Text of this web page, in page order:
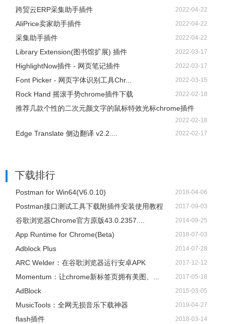
跨贸云ERP采集助手插件 2022-04-22
AliPrice卖家助手插件 2022-04-22
采集助手插件 2022-04-22
Library Extension(图书馆扩展) 插件 2022-03-17
HighlightNow插件 - 网页笔记插件 2022-03-17
Font Picker - 网页字体识别工具Chr... 2022-03-15
Rock Hand 摇滚手势chrome插件下载 2022-02-18
推荐几款个性的二次元颜文字的鼠标特效光标chrome插件
2022-02-18
Edge Translate 侧边翻译 v2.2.... 2022-02-17
下载排行
Postman for Win64(V6.0.10) 2018-04-06
Postman接口测试工具下载附插件安装使用教程 2017-09-03
谷歌浏览器Chrome官方原版43.0.2357.... 2014-09-25
App Runtime for Chrome(Beta) 2018-07-03
Adblock Plus 2014-07-28
ARC Welder：在谷歌浏览器运行安卓APK 2017-12-12
Momentum：让chrome新标签页拥有美图、... 2017-05-18
AdBlock 2015-03-05
​MusicTools：全网无损音乐下载神器 2019-04-27
flash插件 2018-03-14